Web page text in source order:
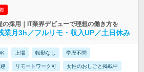
採用｜IT業界デビューで理想の働き方を
業月3h／フルリモ・収入UP／土日休み
上場 転勤なし 学歴不問
リモートワーク可 女性のおしごと掲載中